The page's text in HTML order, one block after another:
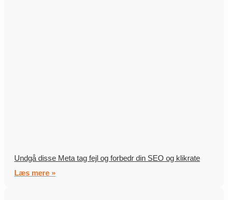
Undgå disse Meta tag fejl og forbedr din SEO og klikrate
Læs mere »